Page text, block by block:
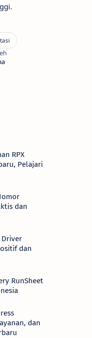
RPX
Pelajari
dan
Driver
dan
RunSheet
dan